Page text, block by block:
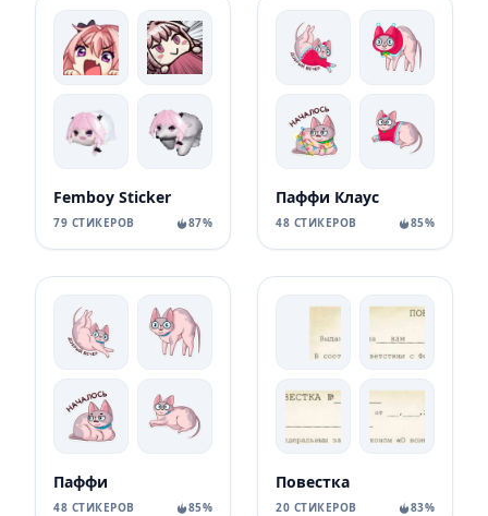
Femboy Sticker
79 СТИКЕРОВ 87%
Паффи Клаус
48 СТИКЕРОВ 85%
Паффи
48 СТИКЕРОВ 85%
Повестка
20 СТИКЕРОВ 83%